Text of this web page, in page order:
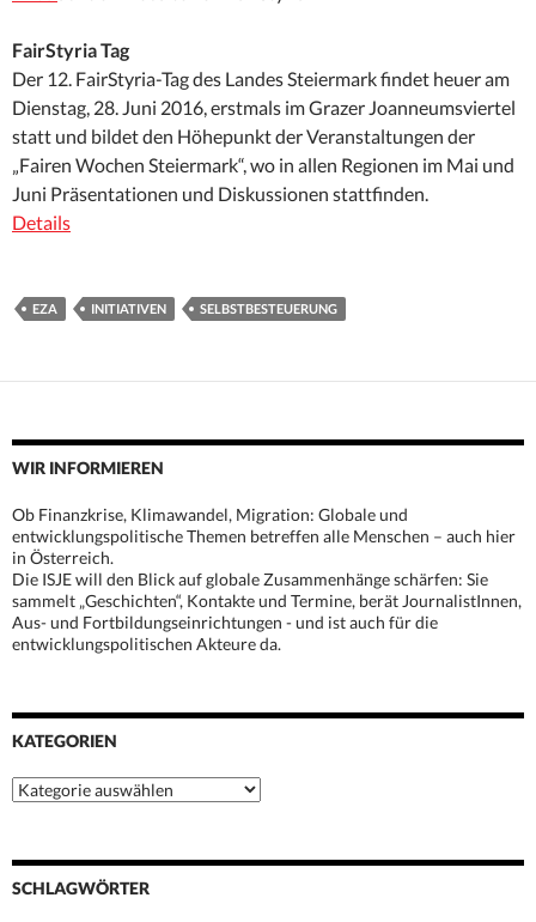
FairStyria Tag
Der 12. FairStyria-Tag des Landes Steiermark findet heuer am
Dienstag, 28. Juni 2016, erstmals im Grazer Joanneumsviertel
statt und bildet den Höhepunkt der Veranstaltungen der
„Fairen Wochen Steiermark“, wo in allen Regionen im Mai und
Juni Präsentationen und Diskussionen stattfinden.
Details
EZA INITIATIVEN SELBSTBESTEUERUNG
WIR INFORMIEREN
Ob Finanzkrise, Klimawandel, Migration: Globale und
entwicklungspolitische Themen betreffen alle Menschen – auch hier
in Österreich.
Die ISJE will den Blick auf globale Zusammenhänge schärfen: Sie
sammelt „Geschichten“, Kontakte und Termine, berät JournalistInnen,
Aus- und Fortbildungseinrichtungen - und ist auch für die
entwicklungspolitischen Akteure da.
KATEGORIEN
Kategorien
SCHLAGWÖRTER